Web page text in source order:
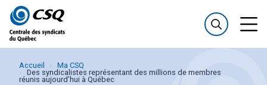
Passer
au
menu
Passer
au
contenu
Accueil
Ma CSQ
Des syndicalistes représentant des millions de membres
réunis aujourd’hui à Québec